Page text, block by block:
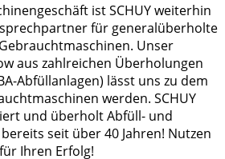
ist SCHUY weiterhin
für generalüberholte
Unser
aus zahlreichen Überholungen
Abfüllanlagen) lässt uns zu dem
werden. SCHUY
und überholt Abfüll- und
seit über 40 Jahren! Nutzen
Ihren Erfolg!